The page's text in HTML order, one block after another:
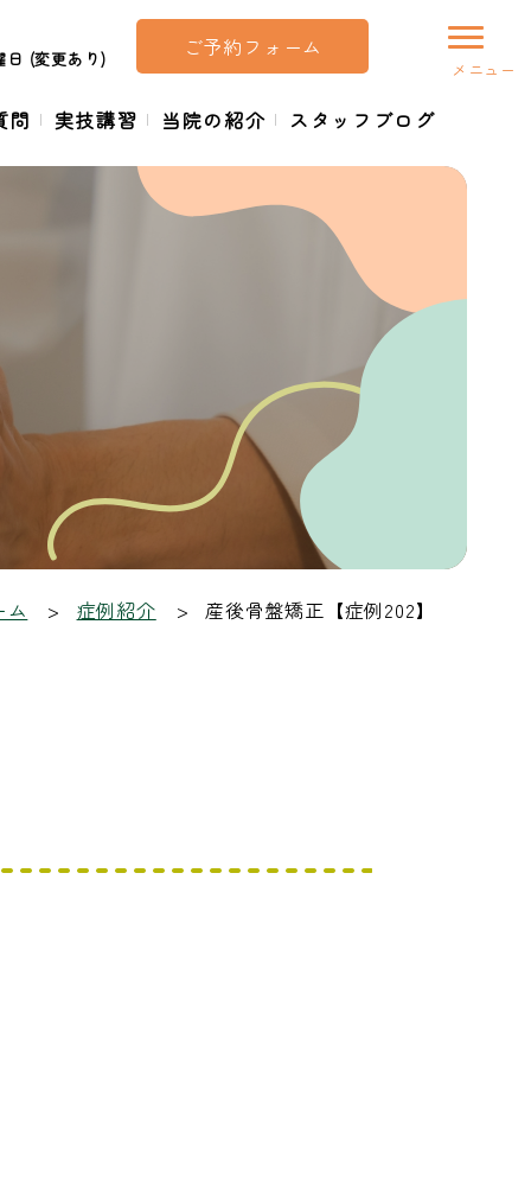
日 (変更あり) ご予約フォーム
問 実技講習 当院の紹介 スタッフブログ
ム 症例紹介 産後骨盤矯正【症例202】